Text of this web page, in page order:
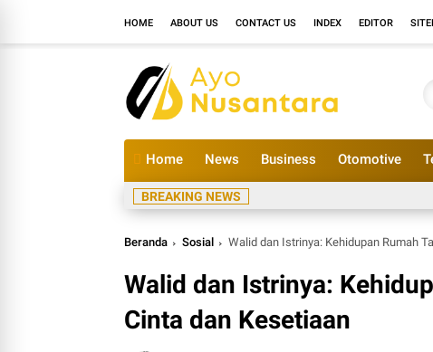
HOME ABOUT US CONTACT US INDEX EDITOR
Home News Business Otomotive
BREAKING NEWS
Beranda Sosial Walid dan Istrinya: Kehidupan Rumah
Walid dan Istrinya:
Cinta dan Kesetiaan